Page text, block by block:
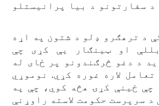
د سفارتونو د بیا پرانیستلو
د ترهګرو ډلو د شتون په اړه
او ټینګار یې کړی چې
د دغو څرګندونو پر ځای له
لاره غوره کړي. نوموړي
چې ځينې کړۍ هڅه کوي، چې په
سرپرست حکومت لاسته راوړنې